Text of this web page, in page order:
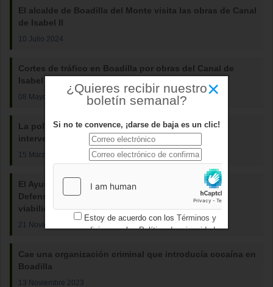
El alcalde de Boadilla del Monte visita las obras de Canal
de Isabel II
10 Julio 2024
Cortes de tráfico en Boadilla por obras del Canal de
Isabel II
08 Mayo 2024
La policía local realizó en 2023 casi un 5 % más de
intervenciones que el año anterior
15 Marzo 2024
El Ayuntamiento de Boadilla pide la mediación del
Defensor del Pueblo para conseguir el estudio de
viabilidad de Cercanías
21 Noviembre 2023
Cae una organización criminal que introducía cocaína en
Boadilla
13 Noviembre 2023
×
¿Quieres recibir nuestro
boletín semanal?
Si no te convence, ¡darse de baja es un clic!
Estoy de acuerdo con los Términos y
condicionesy losPolítica de privacidad